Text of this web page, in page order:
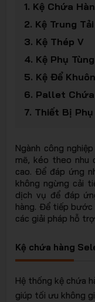
-
1. Kệ Chứa
2. Kệ Trung Tải
3. Kệ Thép V
4. Kệ Phụ Tùng
5. Kệ Để Khuôn
6. Pallet Chứa
7. Thiết Bị
Ngành công
mẽ, kéo theo nhu
cao. Để đáp ứng
không ngừng cải
dịch vụ để đáp
hàng. Để tiếp
các giải pháp hỗ
Kệ chứa hàng
Hệ thống kệ chứa
giúp tối ưu không